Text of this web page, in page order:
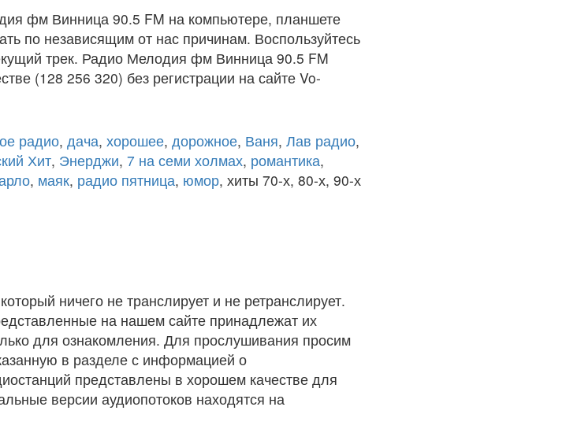
фм Винница 90.5 FM на компьютере, планшете
по независящим от нас причинам. Воспользуйтесь
трек. Радио Мелодия фм Винница 90.5 FM
(128 256 320) без регистрации на сайте Vo-
радио, дача, хорошее, дорожное, Ваня, Лав радио,
Хит, Энерджи, 7 на семи холмах, романтика,
, маяк, радио пятница, юмор, хиты 70-х, 80-х, 90-х
ничего не транслирует и не ретранслирует.
на нашем сайте принадлежат их
для ознакомления. Для прослушивания просим
в разделе с информацией о
представлены в хорошем качестве для
версии аудиопотоков находятся на